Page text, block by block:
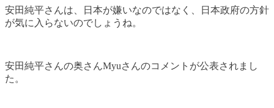
安田純平さんは、日本が嫌いなのではなく、日本政府の方針
が気に入らないのでしょうね。
安田純平さんの奥さんMyuさんのコメントが公表されまし
た。